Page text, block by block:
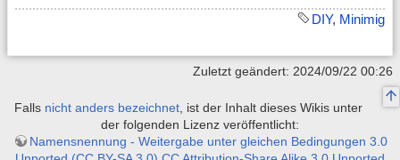
DIY, Minimig
Zuletzt geändert: 2024/09/22 00:26
Falls nicht anders bezeichnet , ist der Inhalt dieses Wikis unter
der folgenden Lizenz veröffentlicht:
Namensnennung - Weitergabe unter gleichen Bedingungen 3.0